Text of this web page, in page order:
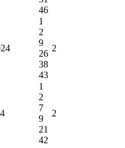
46
1
2
9
26
38
43
2
1
2
7
9
21
42
2